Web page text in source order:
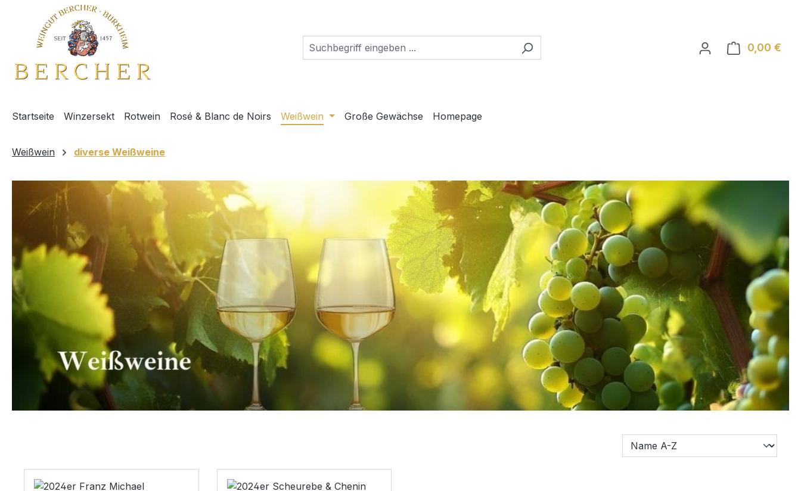
Hauptinhalt springen
Zur Suche springen
Zur Hauptnavigation springen
0,00 €
Startseite Winzersekt Rotwein Rosé & Blanc de Noirs Weißwein Große Gewächse Homepage
Weißwein diverse Weißweine
Bildergalerie überspringen